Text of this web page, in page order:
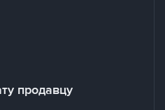
продавцу